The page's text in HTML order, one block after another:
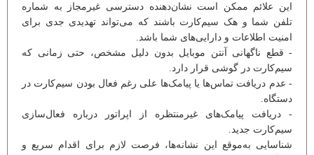
این علائم ممکن است نشان‌دهنده دسترسی غیرمجاز به شماره
تلفن شما و هک سیم‌کارت باشند که می‌تواند تهدیدی جدی برای
امنیت اطلاعات و دارایی‌های شما باشد.
- قطع ناگهانی آنتن موبایل بدون دلیل مشخص، حتی زمانی که
سیم‌کارت در گوشی قرار دارد.
- عدم دریافت تماس‌ها یا پیامک‌ها علی رغم فعال بودن سیم‌کارت در
دستگاه.
- دریافت پیامک‌های غیرمنتظره از اپراتور درباره فعال‌سازی
سیم‌کارت جدید.
شناسایی به‌موقع این نشانه‌ها، فرصت لازم برای اقدام سریع و